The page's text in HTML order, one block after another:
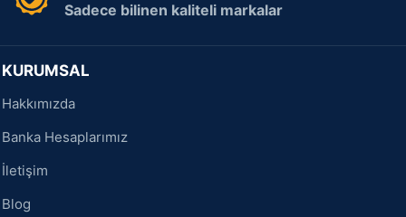
Sadece bilinen kaliteli markalar
KURUMSAL
Hakkımızda
Banka Hesaplarımız
İletişim
Blog